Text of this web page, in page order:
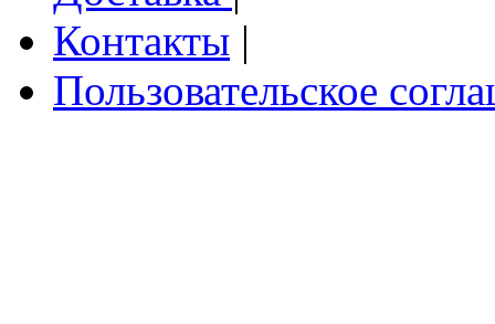
Контакты |
Пользовательское